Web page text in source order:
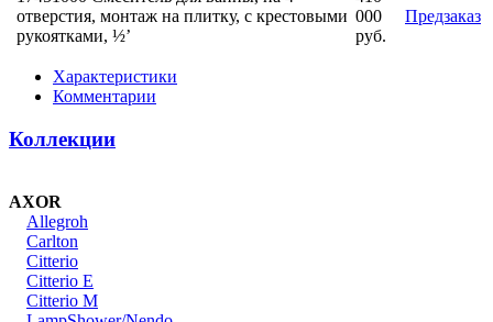
отверстия, монтаж на плитку, с крестовыми
рукоятками, ½’
000
руб.
Предзаказ
Характеристики
Комментарии
Коллекции
AXOR
Allegroh
Carlton
Citterio
Citterio E
Citterio M